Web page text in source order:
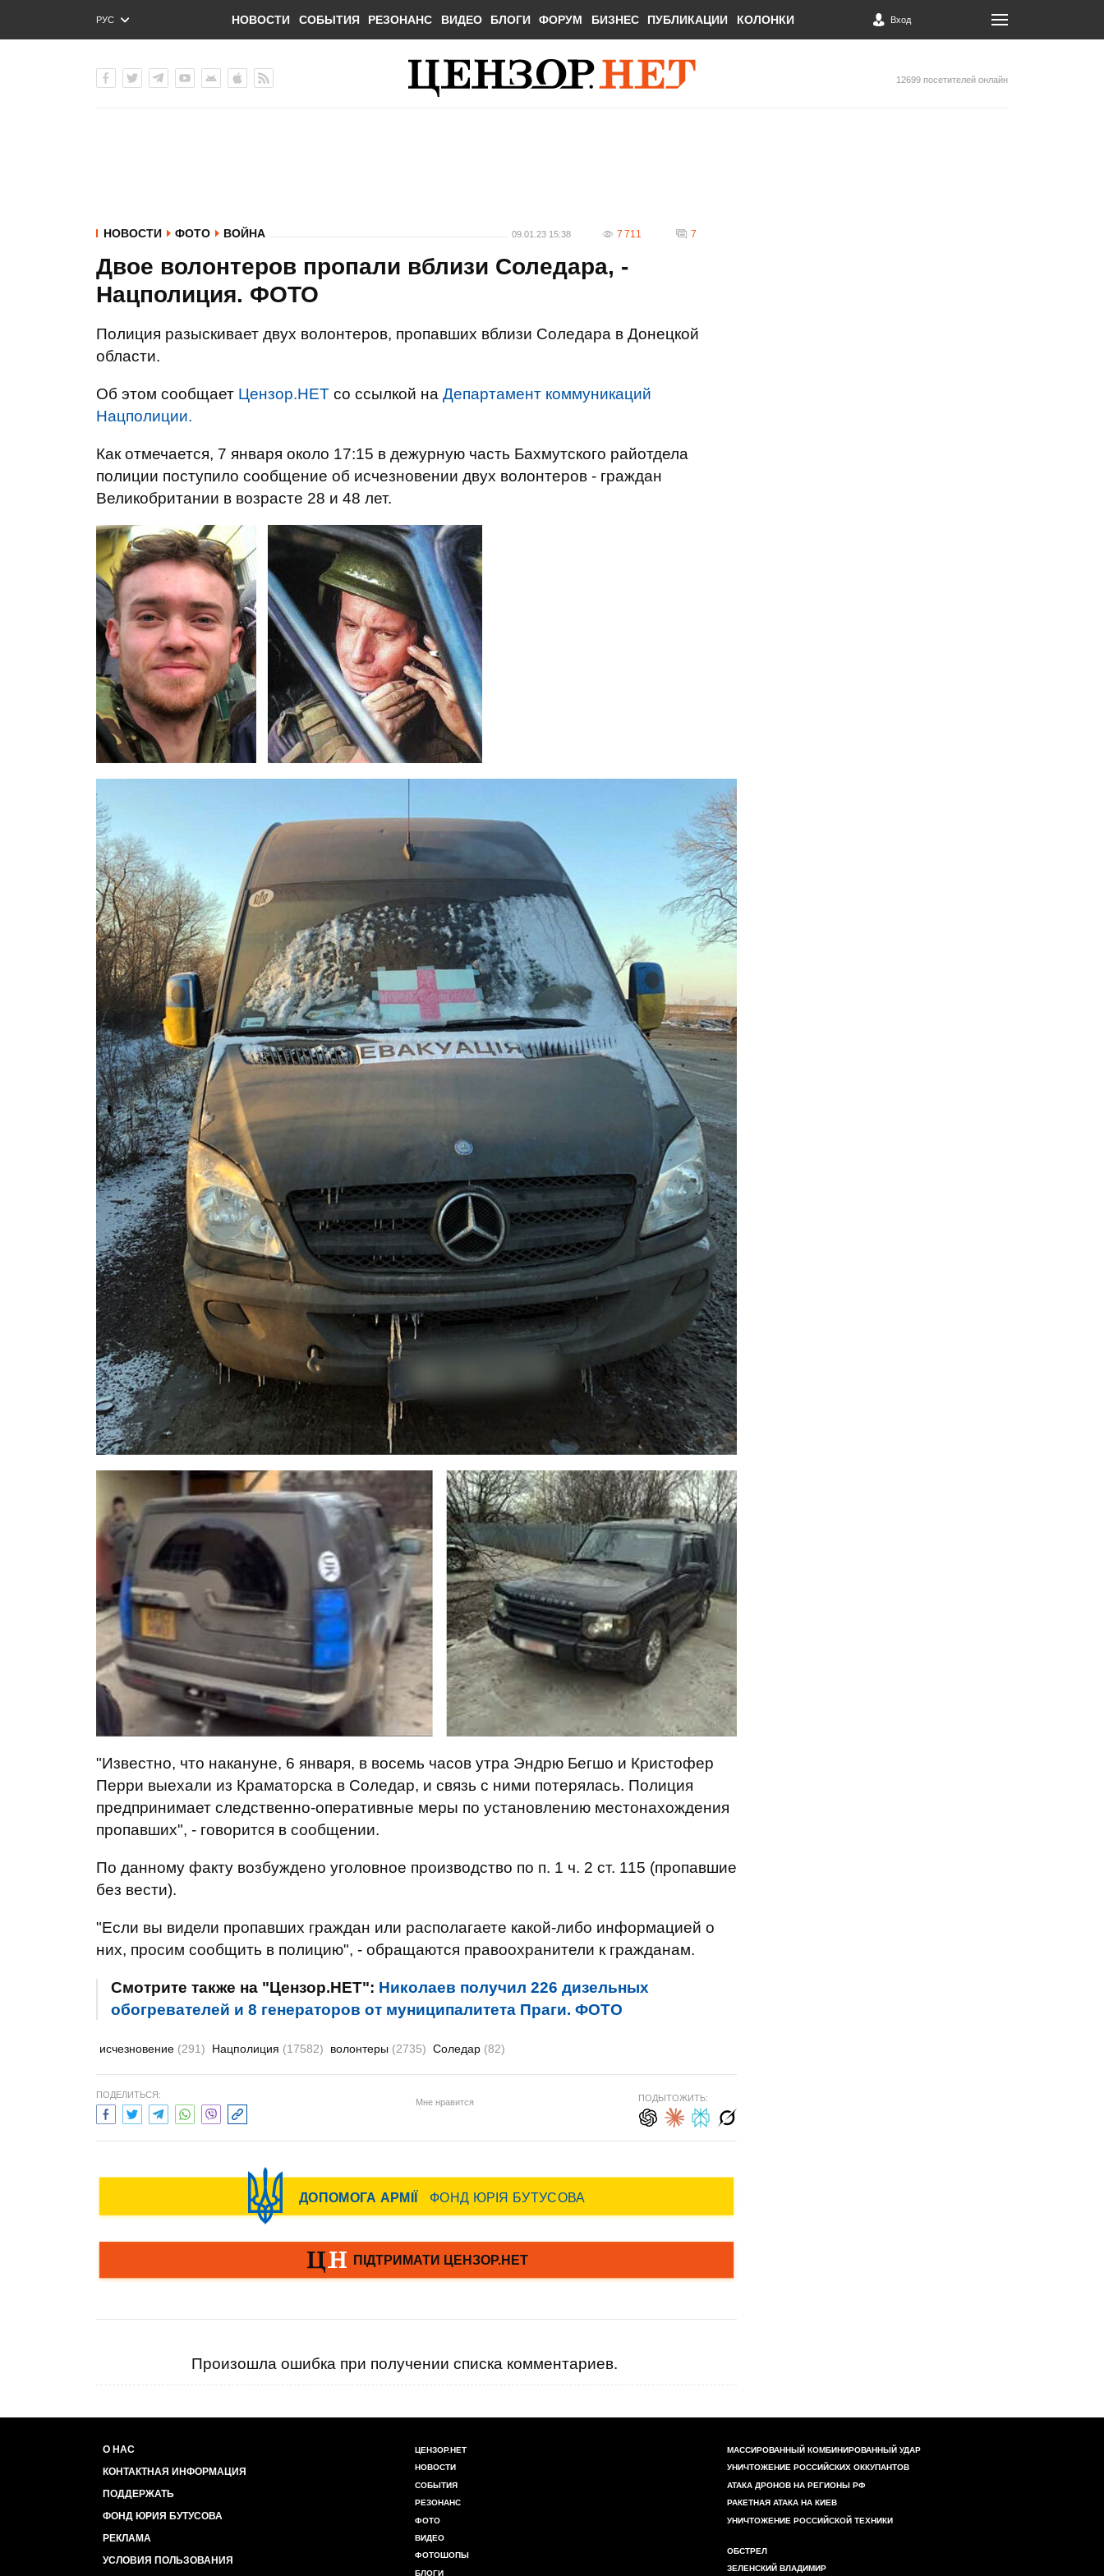
РУС
ENG
НОВОСТИ СОБЫТИЯ РЕЗОНАНС ВИДЕО БЛОГИ ФОРУМ БИЗНЕС ПУБЛИКАЦИИ КОЛОНКИ Вход
12699 посетителей онлайн
НОВОСТИ ФОТО ВОЙНА 09.01.23 15:38 7 711 7
Двое волонтеров пропали вблизи Соледара, -
Нацполиция. ФОТО
Полиция разыскивает двух волонтеров, пропавших вблизи Соледара в Донецкой
области.
Об этом сообщает Цензор.НЕТ со ссылкой на Департамент коммуникаций
Нацполиции.
Как отмечается, 7 января около 17:15 в дежурную часть Бахмутского райотдела
полиции поступило сообщение об исчезновении двух волонтеров - граждан
Великобритании в возрасте 28 и 48 лет.
"Известно, что накануне, 6 января, в восемь часов утра Эндрю Бегшо и Кристофер
Перри выехали из Краматорска в Соледар, и связь с ними потерялась. Полиция
предпринимает следственно-оперативные меры по установлению местонахождения
пропавших", - говорится в сообщении.
По данному факту возбуждено уголовное производство по п. 1 ч. 2 ст. 115 (пропавшие
без вести).
"Если вы видели пропавших граждан или располагаете какой-либо информацией о
них, просим сообщить в полицию", - обращаются правоохранители к гражданам.
Смотрите также на "Цензор.НЕТ": Николаев получил 226 дизельных
обогревателей и 8 генераторов от муниципалитета Праги. ФОТО
исчезновение (291) Нацполиция (17582) волонтеры (2735) Соледар (82)
ПОДЕЛИТЬСЯ:
Мне нравится ПОДЫТОЖИТЬ:
Произошла ошибка при получении списка комментариев.
О НАС
КОНТАКТНАЯ ИНФОРМАЦИЯ
ПОДДЕРЖАТЬ
ФОНД ЮРИЯ БУТУСОВА
РЕКЛАМА
УСЛОВИЯ ПОЛЬЗОВАНИЯ
ЦЕНЗОР.НЕТ
НОВОСТИ
СОБЫТИЯ
РЕЗОНАНС
ФОТО
ВИДЕО
ФОТОШОПЫ
БЛОГИ
МАССИРОВАННЫЙ КОМБИНИРОВАННЫЙ УДАР
УНИЧТОЖЕНИЕ РОССИЙСКИХ ОККУПАНТОВ
АТАКА ДРОНОВ НА РЕГИОНЫ РФ
РАКЕТНАЯ АТАКА НА КИЕВ
УНИЧТОЖЕНИЕ РОССИЙСКОЙ ТЕХНИКИ
ОБСТРЕЛ
ЗЕЛЕНСКИЙ ВЛАДИМИР